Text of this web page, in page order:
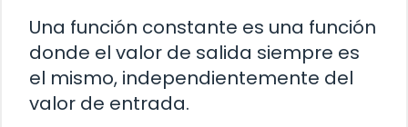
Una función constante es una función
donde el valor de salida siempre es
el mismo, independientemente del
valor de entrada.